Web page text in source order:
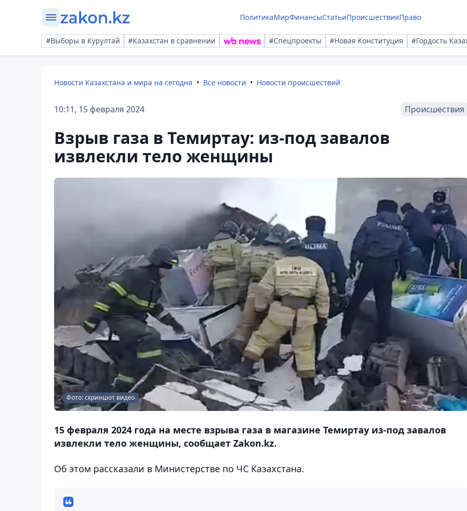
ПолитикаМирФинансыСтатьиПроисшествияПраво
#Выборы в Курултай #Казахстан в сравнении #Спецпроекты #Новая Конституция #Гордость
Новости Казахстана и мира на сегодня Все новости Новости происшествий
10:11, 15 февраля 2024 Происшествия
Взрыв газа в Темиртау: из-под завалов
извлекли тело женщины
Фото: скриншот видео
15 февраля 2024 года на месте взрыва газа в магазине Темиртау из-под завалов
извлекли тело женщины, сообщает Zakon.kz.
Об этом рассказали в Министерстве по ЧС Казахстана.